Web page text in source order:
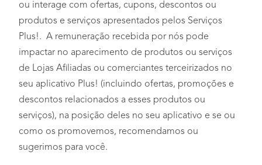
ou interage com ofertas, cupons, descontos ou
produtos e serviços apresentados pelos Serviços
Plus!. A remuneração recebida por nós pode
impactar no aparecimento de produtos ou serviços
de Lojas Afiliadas ou comerciantes terceirizados no
seu aplicativo Plus! (incluindo ofertas, promoções e
descontos relacionados a esses produtos ou
serviços), na posição deles no seu aplicativo e se ou
como os promovemos, recomendamos ou
sugerimos para você.